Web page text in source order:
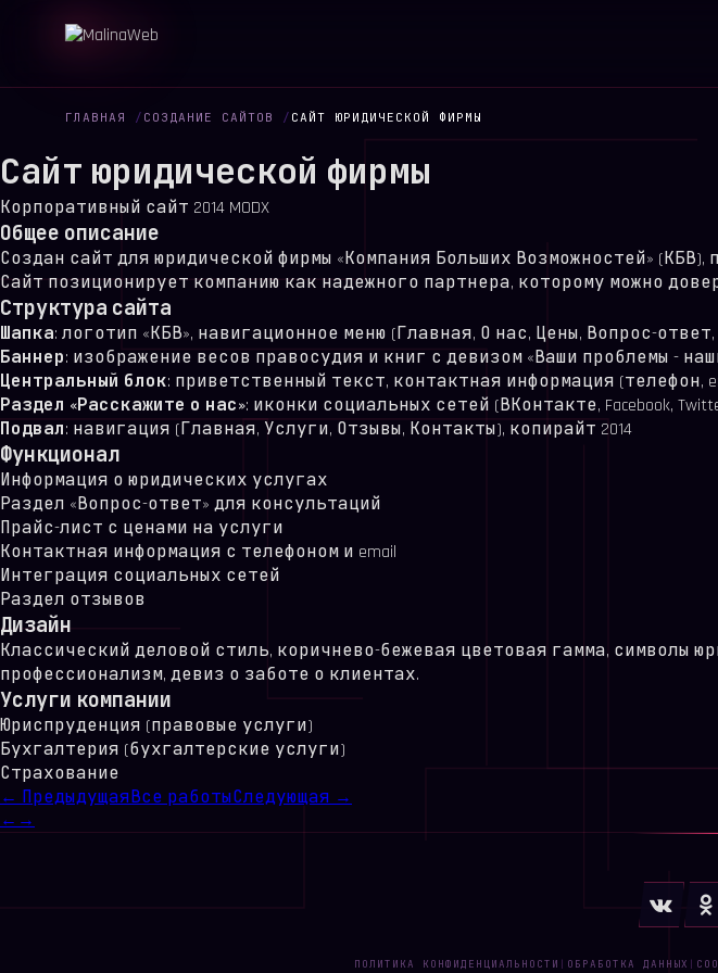
ГЛАВНАЯ / СОЗДАНИЕ САЙТОВ / САЙТ ЮРИДИЧЕСКОЙ ФИРМЫ
Сайт юридической фирмы
Корпоративный сайт 2014 MODX
Общее описание
Создан сайт для юридической фирмы «Компания Больших Возможностей»
Сайт позиционирует компанию как надежного партнера, которому можно
Структура сайта
Шапка: логотип «КБВ», навигационное меню (Главная, О нас, Цены, Вопрос-
Баннер: изображение весов правосудия и книг с девизом «Ваши проблемы -
Центральный блок: приветственный текст, контактная информация (телефон,
Раздел «Расскажите о нас»: иконки социальных сетей (ВКонтакте, Facebook,
Подвал: навигация (Главная, Услуги, Отзывы, Контакты), копирайт 2014
Функционал
Информация о юридических услугах
Раздел «Вопрос-ответ» для консультаций
Прайс-лист с ценами на услуги
Контактная информация с телефоном и email
Интеграция социальных сетей
Раздел отзывов
Дизайн
Классический деловой стиль, коричнево-бежевая цветовая гамма, символы
профессионализм, девиз о заботе о клиентах.
Услуги компании
Юриспруденция (правовые услуги)
Бухгалтерия (бухгалтерские услуги)
Страхование
← ПредыдущаяВсе работыСледующая →
← →
ПОЛИТИКА КОНФИДЕНЦИАЛЬНОСТИ ОБРАБОТКА ДАННЫХ